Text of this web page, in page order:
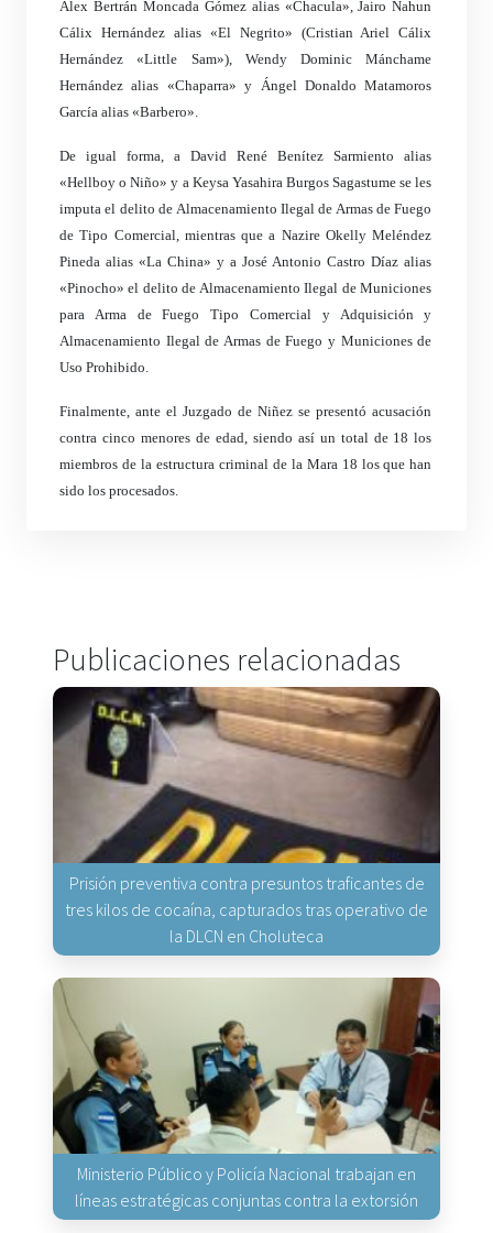
Alex Bertrán Moncada Gómez alias «Chacula», Jairo Nahun
Cálix Hernández alias «El Negrito» (Cristian Ariel Cálix
Hernández «Little Sam»), Wendy Dominic Mánchame
Hernández alias «Chaparra» y Ángel Donaldo Matamoros
García alias «Barbero».
De igual forma, a David René Benítez Sarmiento alias
«Hellboy o Niño» y a Keysa Yasahira Burgos Sagastume se les
imputa el delito de Almacenamiento Ilegal de Armas de Fuego
de Tipo Comercial, mientras que a Nazire Okelly Meléndez
Pineda alias «La China» y a José Antonio Castro Díaz alias
«Pinocho» el delito de Almacenamiento Ilegal de Municiones
para Arma de Fuego Tipo Comercial y Adquisición y
Almacenamiento Ilegal de Armas de Fuego y Municiones de
Uso Prohibido.
Finalmente, ante el Juzgado de Niñez se presentó acusación
contra cinco menores de edad, siendo así un total de 18 los
miembros de la estructura criminal de la Mara 18 los que han
sido los procesados.
Publicaciones relacionadas
Prisión preventiva contra presuntos traficantes de
tres kilos de cocaína, capturados tras operativo de
la DLCN en Choluteca
Ministerio Público y Policía Nacional trabajan en
líneas estratégicas conjuntas contra la extorsión